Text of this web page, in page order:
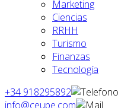
Marketing
Ciencias
RRHH
Turismo
Finanzas
Tecnología
+34 918295892
info@ceupe.com